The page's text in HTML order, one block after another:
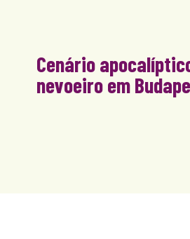
Cenário
nevoeiro em